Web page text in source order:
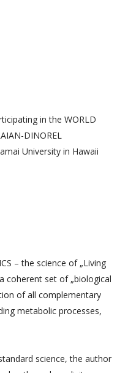
in the WORLD
DINOREL
University in Hawaii
– the science of „Living
coherent set of „biological
of all complementary
metabolic processes,
science, the author